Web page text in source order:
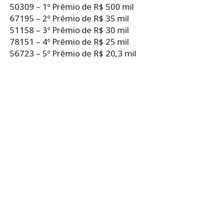
50309 – 1º Prêmio de R$ 500 mil
67195 – 2º Prêmio de R$ 35 mil
51158 – 3º Prêmio de R$ 30 mil
78151 – 4º Prêmio de R$ 25 mil
56723 – 5º Prêmio de R$ 20,3 mil